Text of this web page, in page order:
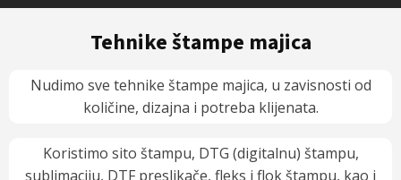
Tehnike štampe majica
Nudimo sve tehnike štampe majica, u zavisnosti od
količine, dizajna i potreba klijenata.
Koristimo sito štampu, DTG (digitalnu) štampu,
sublimaciju, DTF preslikače, fleks i flok štampu, kao i